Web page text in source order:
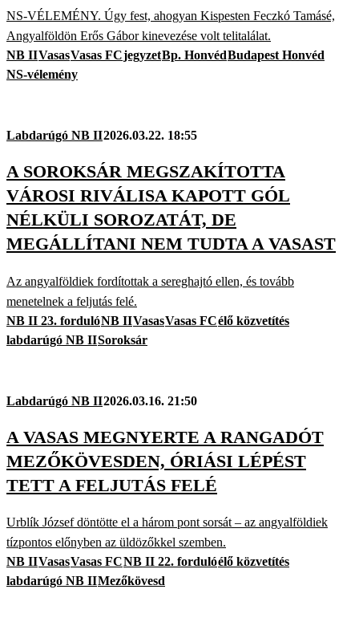
NS-VÉLEMÉNY. Úgy fest, ahogyan Kispesten Feczkó Tamásé,
Angyalföldön Erős Gábor kinevezése volt telitalálat.
NB IIVasasVasas FCjegyzetBp. HonvédBudapest Honvéd
NS-vélemény
Labdarúgó NB II2026.03.22. 18:55
A SOROKSÁR MEGSZAKÍTOTTA
VÁROSI RIVÁLISA KAPOTT GÓL
NÉLKÜLI SOROZATÁT, DE
MEGÁLLÍTANI NEM TUDTA A VASAST
Az angyalföldiek fordítottak a sereghajtó ellen, és tovább
menetelnek a feljutás felé.
NB II 23. fordulóNB IIVasasVasas FCélő közvetítés
labdarúgó NB IISoroksár
Labdarúgó NB II2026.03.16. 21:50
A VASAS MEGNYERTE A RANGADÓT
MEZŐKÖVESDEN, ÓRIÁSI LÉPÉST
TETT A FELJUTÁS FELÉ
Urblík József döntötte el a három pont sorsát – az angyalföldiek
tízpontos előnyben az üldözőkkel szemben.
NB IIVasasVasas FCNB II 22. fordulóélő közvetítés
labdarúgó NB IIMezőkövesd